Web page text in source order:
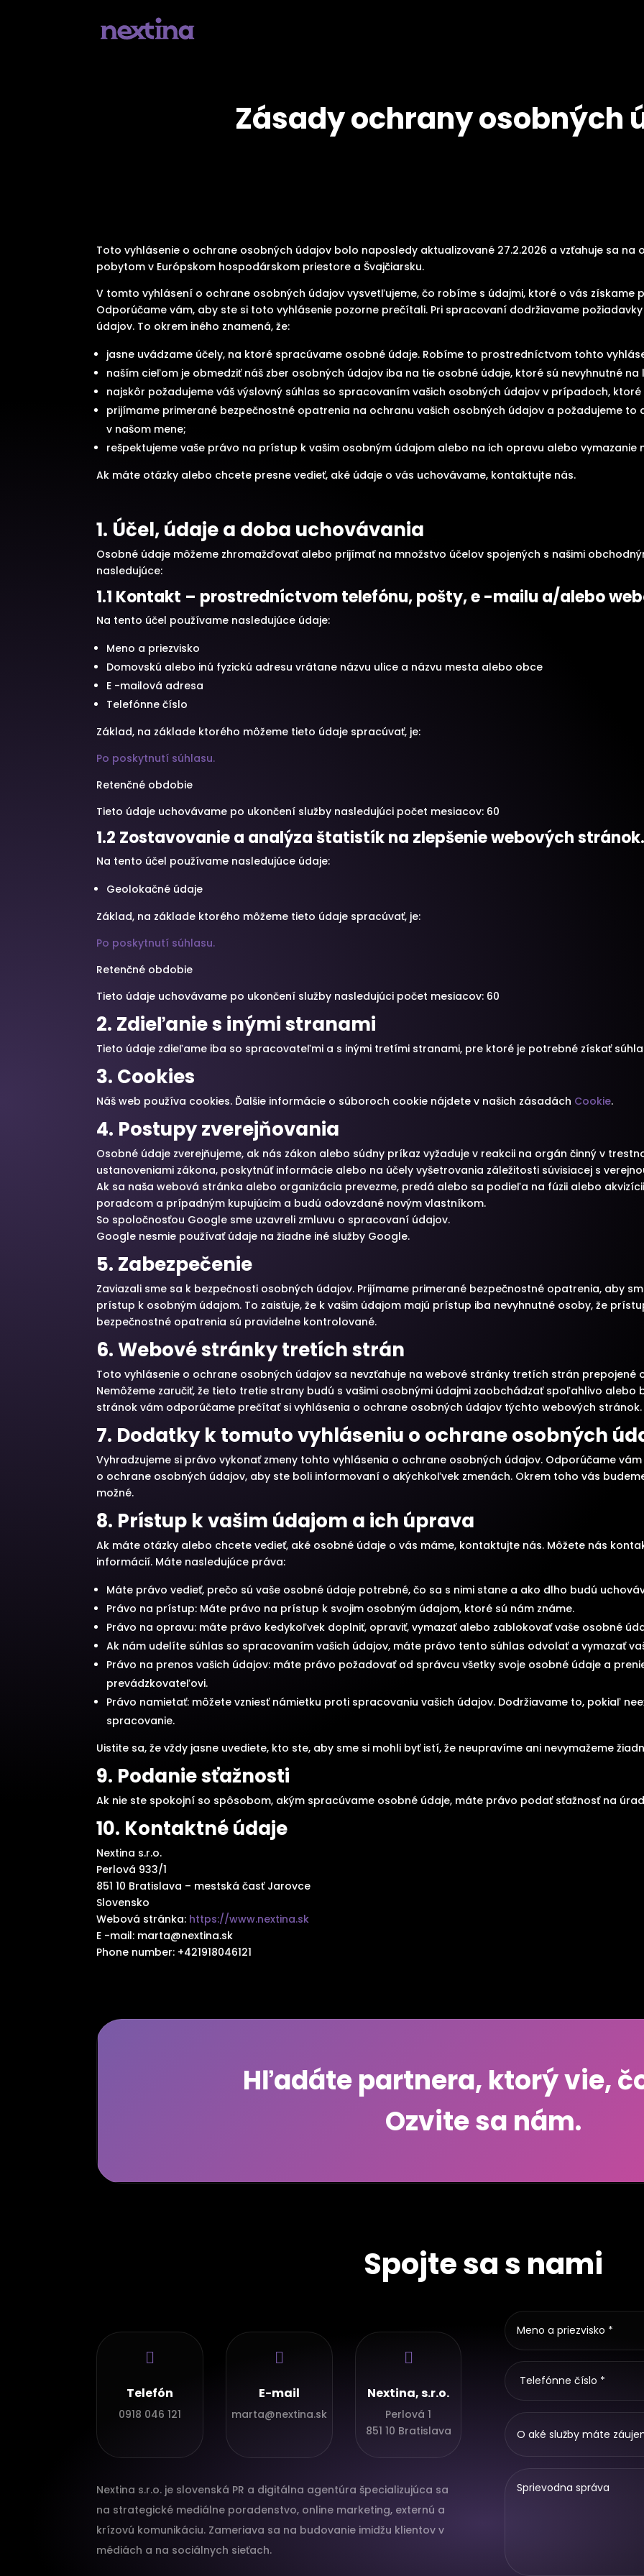
Zásady ochrany osobných
Toto vyhlásenie o ochrane osobných údajov bolo naposledy aktualizované 27.2.2026 a vzťahuje sa
pobytom v Európskom hospodárskom priestore a Švajčiarsku.
V tomto vyhlásení o ochrane osobných údajov vysvetľujeme, čo robíme s údajmi, ktoré o vás získame
Odporúčame vám, aby ste si toto vyhlásenie pozorne prečítali. Pri spracovaní dodržiavame
údajov. To okrem iného znamená, že:
jasne uvádzame účely, na ktoré spracúvame osobné údaje. Robíme to prostredníctvom tohto
naším cieľom je obmedziť náš zber osobných údajov iba na tie osobné údaje, ktoré sú nevyhnutné na
najskôr požadujeme váš výslovný súhlas so spracovaním vašich osobných údajov v prípadoch, ktoré
prijímame primerané bezpečnostné opatrenia na ochranu vašich osobných údajov a požadujeme
v našom mene;
rešpektujeme vaše právo na prístup k vašim osobným údajom alebo na ich opravu alebo vymazanie
Ak máte otázky alebo chcete presne vedieť, aké údaje o vás uchovávame, kontaktujte nás.
1. Účel, údaje a doba uchovávania
Osobné údaje môžeme zhromažďovať alebo prijímať na množstvo účelov spojených s našimi
nasledujúce:
1.1 Kontakt – prostredníctvom telefónu, pošty, e -mailu a/alebo
Na tento účel používame nasledujúce údaje:
Meno a priezvisko
Domovskú alebo inú fyzickú adresu vrátane názvu ulice a názvu mesta alebo obce
E -mailová adresa
Telefónne číslo
Základ, na základe ktorého môžeme tieto údaje spracúvať, je:
Po poskytnutí súhlasu.
Retenčné obdobie
Tieto údaje uchovávame po ukončení služby nasledujúci počet mesiacov: 60
1.2 Zostavovanie a analýza štatistík na zlepšenie webových
Na tento účel používame nasledujúce údaje:
Geolokačné údaje
Základ, na základe ktorého môžeme tieto údaje spracúvať, je:
Po poskytnutí súhlasu.
Retenčné obdobie
Tieto údaje uchovávame po ukončení služby nasledujúci počet mesiacov: 60
2. Zdieľanie s inými stranami
Tieto údaje zdieľame iba so spracovateľmi a s inými tretími stranami, pre ktoré je potrebné získať
3. Cookies
Náš web používa cookies. Ďalšie informácie o súboroch cookie nájdete v našich zásadách Cookie.
4. Postupy zverejňovania
Osobné údaje zverejňujeme, ak nás zákon alebo súdny príkaz vyžaduje v reakcii na orgán činný v
ustanoveniami zákona, poskytnúť informácie alebo na účely vyšetrovania záležitosti súvisiacej s
Ak sa naša webová stránka alebo organizácia prevezme, predá alebo sa podieľa na fúzii alebo
poradcom a prípadným kupujúcim a budú odovzdané novým vlastníkom.
So spoločnosťou Google sme uzavreli zmluvu o spracovaní údajov.
Google nesmie používať údaje na žiadne iné služby Google.
5. Zabezpečenie
Zaviazali sme sa k bezpečnosti osobných údajov. Prijímame primerané bezpečnostné opatrenia, aby
prístup k osobným údajom. To zaisťuje, že k vašim údajom majú prístup iba nevyhnutné osoby, že
bezpečnostné opatrenia sú pravidelne kontrolované.
6. Webové stránky tretích strán
Toto vyhlásenie o ochrane osobných údajov sa nevzťahuje na webové stránky tretích strán prepojené
Nemôžeme zaručiť, že tieto tretie strany budú s vašimi osobnými údajmi zaobchádzať spoľahlivo alebo
stránok vám odporúčame prečítať si vyhlásenia o ochrane osobných údajov týchto webových stránok.
7. Dodatky k tomuto vyhláseniu o ochrane osobných
Vyhradzujeme si právo vykonať zmeny tohto vyhlásenia o ochrane osobných údajov. Odporúčame
o ochrane osobných údajov, aby ste boli informovaní o akýchkoľvek zmenách. Okrem toho vás
možné.
8. Prístup k vašim údajom a ich úprava
Ak máte otázky alebo chcete vedieť, aké osobné údaje o vás máme, kontaktujte nás. Môžete nás
informácií. Máte nasledujúce práva:
Máte právo vedieť, prečo sú vaše osobné údaje potrebné, čo sa s nimi stane a ako dlho budú
Právo na prístup: Máte právo na prístup k svojim osobným údajom, ktoré sú nám známe.
Právo na opravu: máte právo kedykoľvek doplniť, opraviť, vymazať alebo zablokovať vaše osobné
Ak nám udelíte súhlas so spracovaním vašich údajov, máte právo tento súhlas odvolať a vymazať
Právo na prenos vašich údajov: máte právo požadovať od správcu všetky svoje osobné údaje a
prevádzkovateľovi.
Právo namietať: môžete vzniesť námietku proti spracovaniu vašich údajov. Dodržiavame to, pokiaľ
spracovanie.
Uistite sa, že vždy jasne uvediete, kto ste, aby sme si mohli byť istí, že neupravíme ani nevymažeme
9. Podanie sťažnosti
Ak nie ste spokojní so spôsobom, akým spracúvame osobné údaje, máte právo podať sťažnosť na
10. Kontaktné údaje
Nextina s.r.o.
Perlová 933/1
851 10 Bratislava – mestská časť Jarovce
Slovensko
Webová stránka: https://www.nextina.sk
E -mail: marta@nextina.sk
Phone number: +421918046121
Hľadáte partnera, ktorý vie,
Ozvite sa nám.
Spojte sa s nami

Telefón
0918 046 121

E-mail
marta@nextina.sk

Nextina, s.r.o.
Perlová 1
851 10 Bratislava
Nextina s.r.o. je slovenská PR a digitálna agentúra špecializujúca sa
na strategické mediálne poradenstvo, online marketing, externú a
krízovú komunikáciu. Zameriava sa na budovanie imidžu klientov v
médiách a na sociálnych sieťach.